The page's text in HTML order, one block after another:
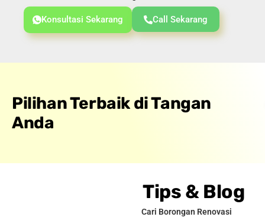
Konsultasi Sekarang Call Sekarang
Pilihan Terbaik di Tangan
Anda
Tips & Blog
Cari Borongan Renovasi